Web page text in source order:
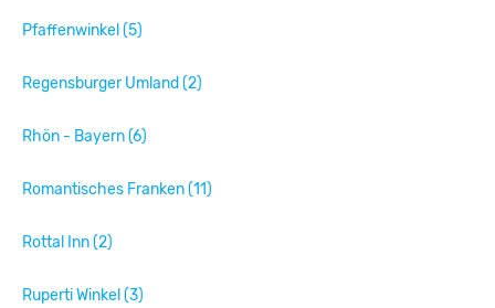
Pfaffenwinkel (5)
Regensburger Umland (2)
Rhön - Bayern (6)
Romantisches Franken (11)
Rottal Inn (2)
Ruperti Winkel (3)